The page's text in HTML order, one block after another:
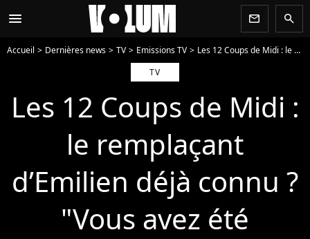
menu newsletter search
Accueil Dernières news TV Emissions TV
Les 12 Coups de Midi : le remplaçant d’Emilien déjà connu ? "Vous avez été extraordinaire"
TV
Les 12 Coups de Midi :
le remplaçant
d’Emilien déjà connu ?
"Vous avez été